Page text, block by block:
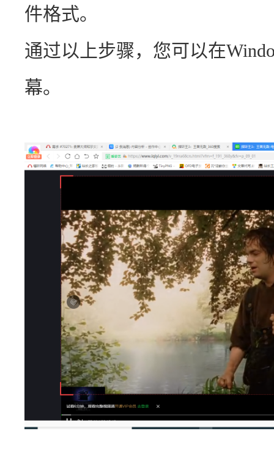
件格式。
通过以上步骤，您可以在
幕。